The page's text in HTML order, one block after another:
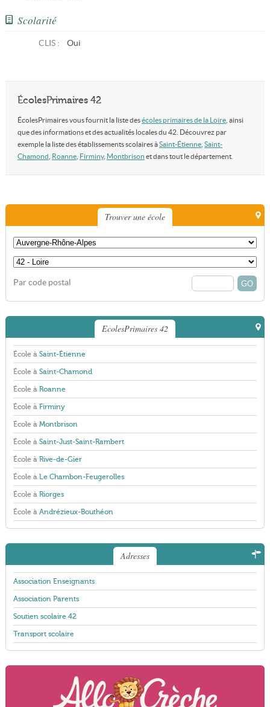
Scolarité
CLIS: Oui
ÉcolesPrimaires 42
ÉcolesPrimaires vous fournit la liste desécoles primaires de la Loire, ainsi
que des informations et des actualités locales du 42. Découvrez par
exemple la liste des établissements scolaires àSaint-Étienne, Saint-
Chamond Roanne, Firminy, Montbrison et dans tout le département.
Trouver une école
Par code postal
EcolesPrimaires 42
École à Saint-Étienne
École à Saint-Chamond
École à Roanne
École à Firminy
École à Montbrison
École à Saint-Just-Saint-Rambert
École à Rive-de-Gier
École à Le Chambon-Feugerolles
École à Riorges
École à Andrézieux-Bouthéon
Adresses
Association Enseignants
Association Parents
Soutien scolaire 42
Transport scolaire